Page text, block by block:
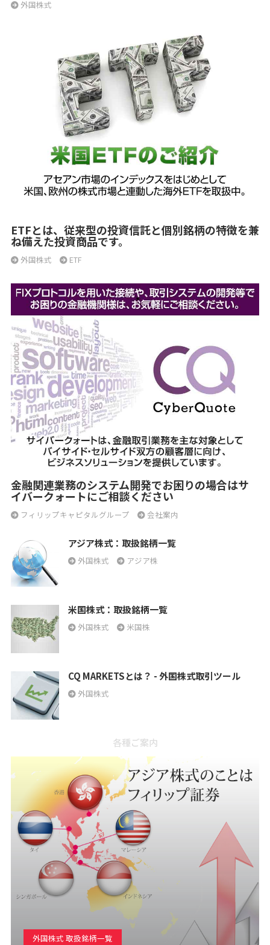
外国株式
ETFとは、従来型の投資信託と個別銘柄の特徴を兼
ね備えた投資商品です。
外国株式 ETF
金融関連業務のシステム開発でお困りの場合はサ
イバークォートにご相談ください
フィリップキャピタルグループ 会社案内
アジア株式：取扱銘柄一覧
外国株式 アジア株
米国株式：取扱銘柄一覧
外国株式 米国株
CQ MARKETSとは？ - 外国株式取引ツール
外国株式
各種ご案内
外国株式 取扱銘柄一覧